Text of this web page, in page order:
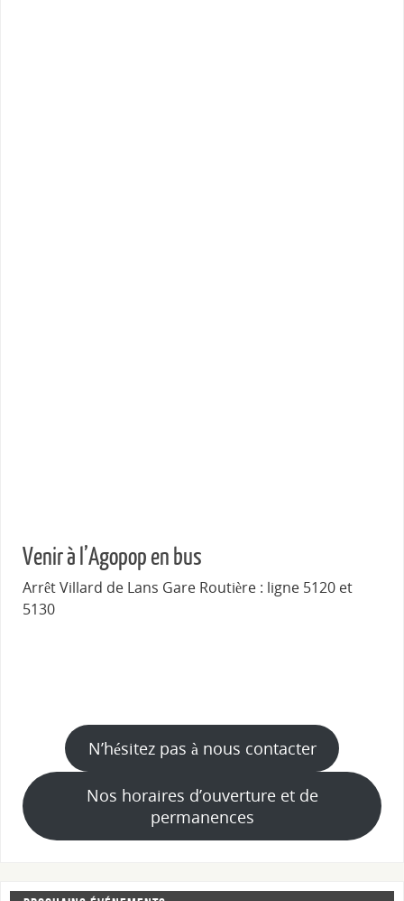
Venir à l’Agopop en bus
Arrêt Villard de Lans Gare Routière : ligne 5120 et
5130
N’hésitez pas à nous contacter
Nos horaires d’ouverture et de
permanences